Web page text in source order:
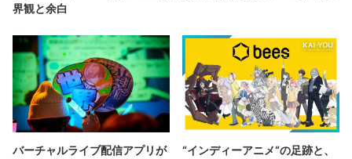
界観と余白
バーチャルライブ配信アプリが
“インディーアニメ“の足跡と、